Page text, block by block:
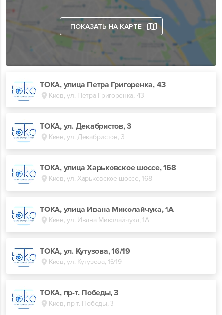
ПОКАЗАТЬ НА КАРТЕ
ТОКА, улица Петра Григоренка, 43
Киев, ул. Петра Григоренка, 43
ТОКА, ул. Декабристов, 3
Киев, ул. Декабристов, 3
TOKA, улица Харьковское шоссе, 168
Киев, ул. Харьковское шоссе, 168
ТОКА, улица Ивана Миколайчука, 1А
Киев, ул. Ивана Миколайчука, 1А
ТОКА, ул. Кутузова, 16/19
Киев, ул. Кутузова, 16/19
ТОКА, пр-т. Победы, 3
Киев, пр-т. Победы, 3